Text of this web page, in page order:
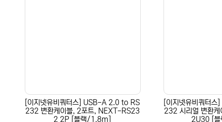
[이지넷유비쿼터스] USB-A 2.0 to RS
232 변환케이블, 2포트, NEXT-RS23
2 2P [블랙/1.8m]
[이지넷유비쿼터
232 시리얼 변환
2U30 [